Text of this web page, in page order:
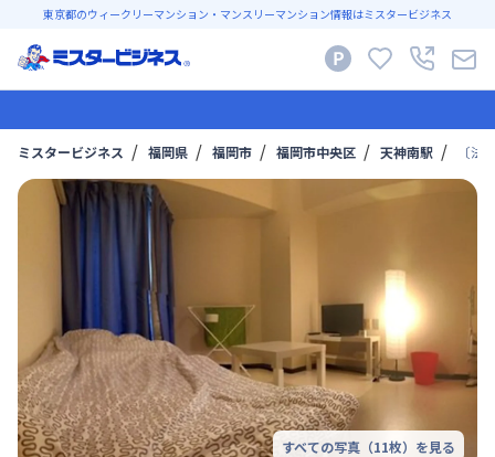
東京都のウィークリーマンション・マンスリーマンション情報はミスタービジネス
ミスタービジネス 福岡県 福岡市 福岡市中央区 天神南駅 〔
すべての写真（11枚）を見る